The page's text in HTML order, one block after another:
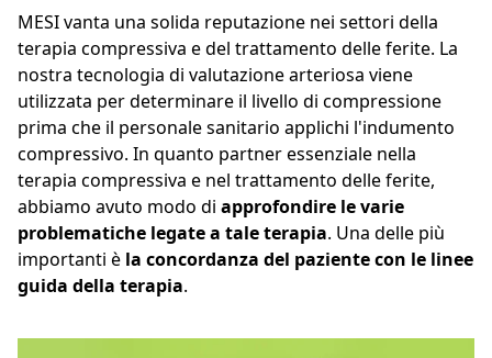
MESI vanta una solida reputazione nei settori della
terapia compressiva e del trattamento delle ferite. La
nostra tecnologia di valutazione arteriosa viene
utilizzata per determinare il livello di compressione
prima che il personale sanitario applichi l'indumento
compressivo. In quanto partner essenziale nella
terapia compressiva e nel trattamento delle ferite,
abbiamo avuto modo di approfondire le varie
problematiche legate a tale terapia. Una delle più
importanti è la concordanza del paziente con le linee
guida della terapia.